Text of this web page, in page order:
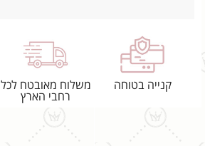
קנייה בטוחה
משלוח מאובטח לכל
רחבי הארץ